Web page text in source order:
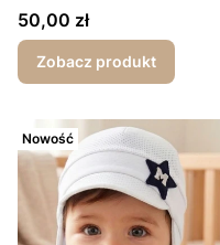
Cena
50,00 zł
Zobacz produkt
Nowość